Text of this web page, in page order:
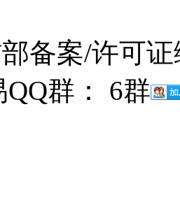
备案/许可
群： 6群